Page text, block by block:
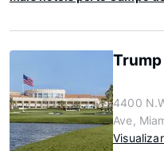
4400
Ave,